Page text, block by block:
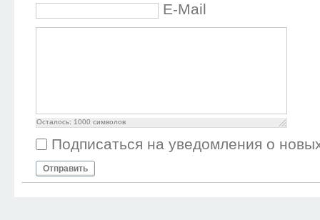
E-Mail
Осталось: 1000 символов
Подписаться на уведомления о
Отправить